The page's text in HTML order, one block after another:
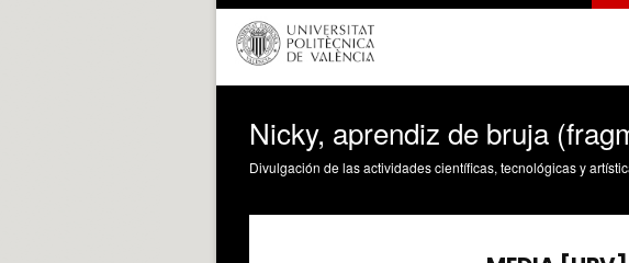
Nicky, aprendiz de bruja
Divulgación de las actividades científicas, tecnológicas y